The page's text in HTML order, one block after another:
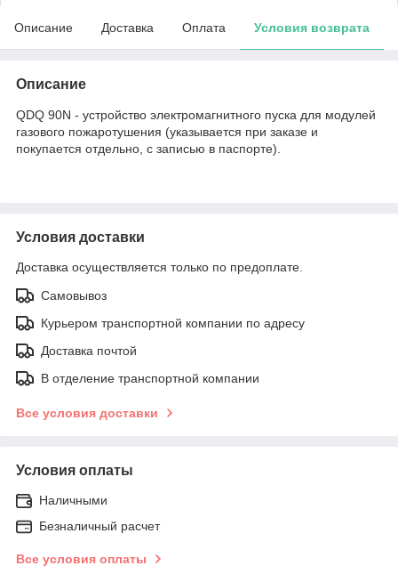
Описание Доставка Оплата Условия возврата
Описание
QDQ 90N - устройство электромагнитного пуска для модулей
газового пожаротушения (указывается при заказе и
покупается отдельно, с записью в паспорте).
Условия доставки
Доставка осуществляется только по предоплате.
Самовывоз
Курьером транспортной компании по адресу
Доставка почтой
В отделение транспортной компании
Все условия доставки
Условия оплаты
Наличными
Безналичный расчет
Все условия оплаты